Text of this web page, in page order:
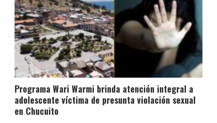
Programa Wari Warmi brinda atención integral a
adolescente víctima de presunta violación sexual
en Chucuito